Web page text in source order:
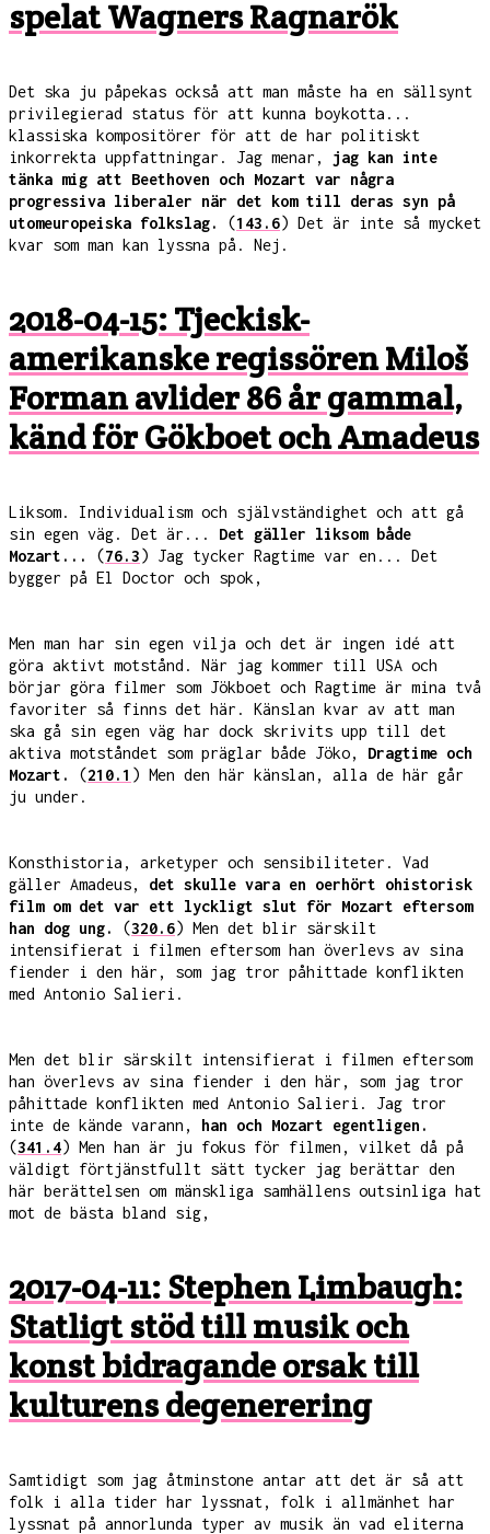
spelat Wagners Ragnarök
Det ska ju påpekas också att man måste ha en sällsynt
privilegierad status för att kunna boykotta...
klassiska kompositörer för att de har politiskt
inkorrekta uppfattningar. Jag menar, jag kan inte
tänka mig att Beethoven och Mozart var några
progressiva liberaler när det kom till deras syn på
utomeuropeiska folkslag.
(143.6) Det är inte så mycket
kvar som man kan lyssna på. Nej.
2018-04-15: Tjeckisk-
amerikanske regissören Miloš
Forman avlider 86 år gammal,
känd för Gökboet och Amadeus
Liksom. Individualism och självständighet och att gå
sin egen väg. Det är... Det gäller liksom både
Mozart...
(76.3) Jag tycker Ragtime var en... Det
bygger på El Doctor och spok,
Men man har sin egen vilja och det är ingen idé att
göra aktivt motstånd. När jag kommer till USA och
börjar göra filmer som Jökboet och Ragtime är mina två
favoriter så finns det här. Känslan kvar av att man
ska gå sin egen väg har dock skrivits upp till det
aktiva motståndet som präglar både Jöko, Dragtime och
Mozart.
(210.1 ) Men den här känslan, alla de här går
ju under.
Konsthistoria, arketyper och sensibiliteter. Vad
gäller Amadeus, det skulle vara en oerhört ohistorisk
film om det var ett lyckligt slut för Mozart eftersom
han dog ung.
(320.6) Men det blir särskilt
intensifierat i filmen eftersom han överlevs av sina
fiender i den här, som jag tror påhittade konflikten
med Antonio Salieri.
Men det blir särskilt intensifierat i filmen eftersom
han överlevs av sina fiender i den här, som jag tror
påhittade konflikten med Antonio Salieri. Jag tror
inte de kände varann, han och Mozart egentligen.
(341.4) Men han är ju fokus för filmen, vilket då på
väldigt förtjänstfullt sätt tycker jag berättar den
här berättelsen om mänskliga samhällens outsinliga hat
mot de bästa bland sig,
2017-04-11: Stephen Limbaugh:
Statligt stöd till musik och
konst bidragande orsak till
kulturens degenerering
Samtidigt som jag åtminstone antar att det är så att
folk i alla tider har lyssnat, folk i allmänhet har
lyssnat på annorlunda typer av musik än vad eliterna